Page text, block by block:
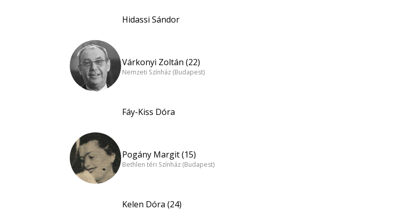
Hidassi Sándor
Várkonyi Zoltán (22)
Nemzeti Színház (Budapest)
Fáy-Kiss Dóra
Pogány Margit (15)
Bethlen téri Színház (Budapest)
Kelen Dóra (24)